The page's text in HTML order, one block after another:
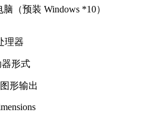
（预装 Windows *10）
理器
器形式
形输出